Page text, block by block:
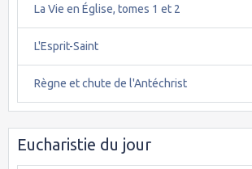
La Vie en Église, tomes 1 et 2
L'Esprit-Saint
Règne et chute de l'Antéchrist
Eucharistie du jour